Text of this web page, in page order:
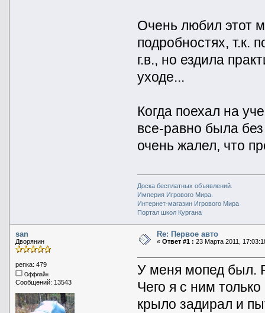
Очень любил этот
подробностях, т.к.
г.в., но ездила
уходе...
Когда поехал на
все-равно была
очень жалел, что
Доска бесплатных объявлений.
Империя Игрового Мира.
Интернет-магазин Игрового Мира
Портал школ Кургана
san
Дворянин
репка: 479
Оффлайн
Сообщений: 13543
Re: Первое авто
« Ответ #1 : 23 Марта 2011,
У меня мопед был.
Чего я с ним
крыло задирал и